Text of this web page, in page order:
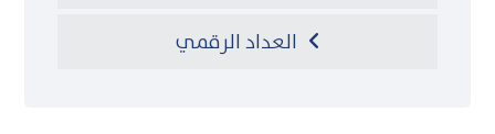
العداد الرقمي